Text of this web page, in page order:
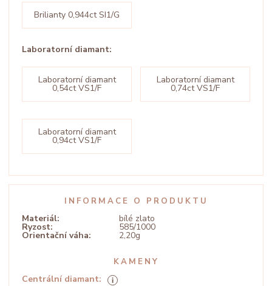
Brilianty 0,944ct SI1/G
Laboratorní diamant:
Laboratorní diamant
0,54ct VS1/F
Laboratorní diamant
0,74ct VS1/F
Laboratorní diamant
0,94ct VS1/F
INFORMACE O PRODUKTU
Materiál: bílé zlato
Ryzost: 585/1000
Orientační váha: 2,20g
KAMENY
Centrální diamant: